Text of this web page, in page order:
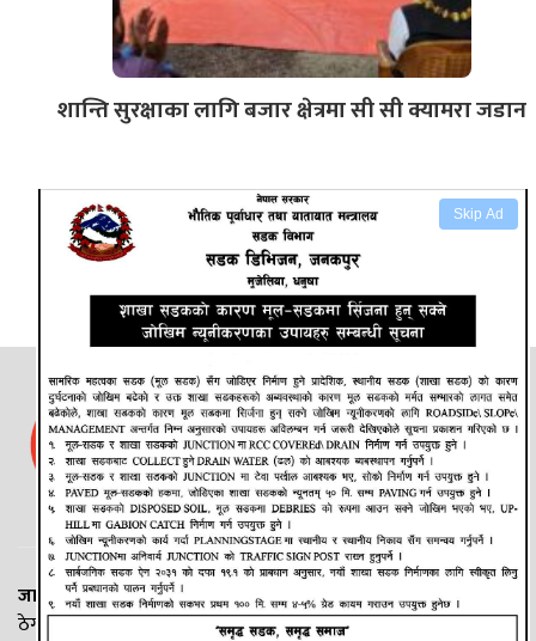
Skip Ad
शान्ति सुरक्षाका लागि बजार क्षेत्रमा सी सी क्यामरा जडान
जानकी न्यूज नेटवर्क
ठेगाना: लक्ष्मीनियाँ -७, मधेश प्रदेश